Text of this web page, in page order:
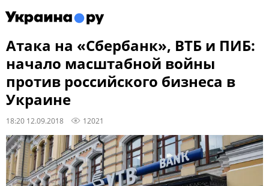
Атака на «Сбербанк», ВТБ и ПИБ:
начало масштабной войны
против российского бизнеса в
Украине
18:20 12.09.2018 12021